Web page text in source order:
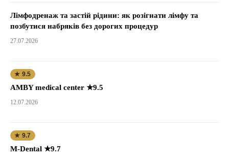
Лімфодренаж та застій рідини: як розігнати лімфу та
позбутися набряків без дорогих процедур
27.07.2026
★ 9.5
AMBY medical center ★9.5
12.07.2026
★ 9.7
M-Dental ★9.7